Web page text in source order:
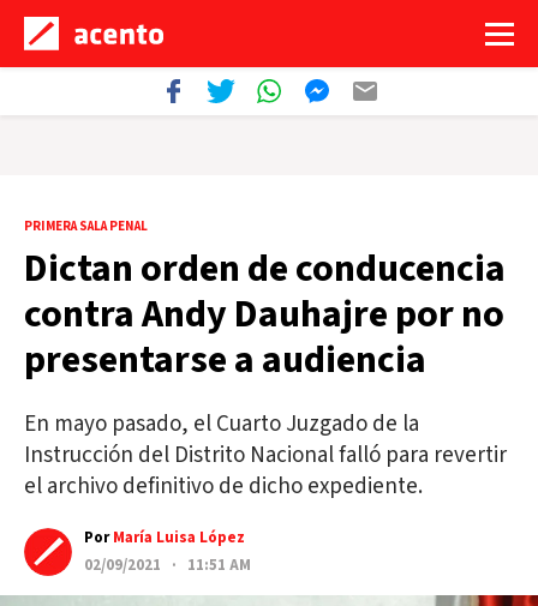
PRIMERA SALA PENAL
Dictan orden de conducencia
contra Andy Dauhajre por no
presentarse a audiencia
En mayo pasado, el Cuarto Juzgado de la
Instrucción del Distrito Nacional falló para revertir
el archivo definitivo de dicho expediente.
PorMaría Luisa López
02/09/2021 · 11:51 AM